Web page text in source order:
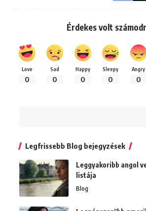
Érdekes volt
Love
0
Sad
0
Happy
0
Sleepy
0
Angry
0
Legfrissebb Blog bejegyzések
Leggyakoribb angol
listája
Blog